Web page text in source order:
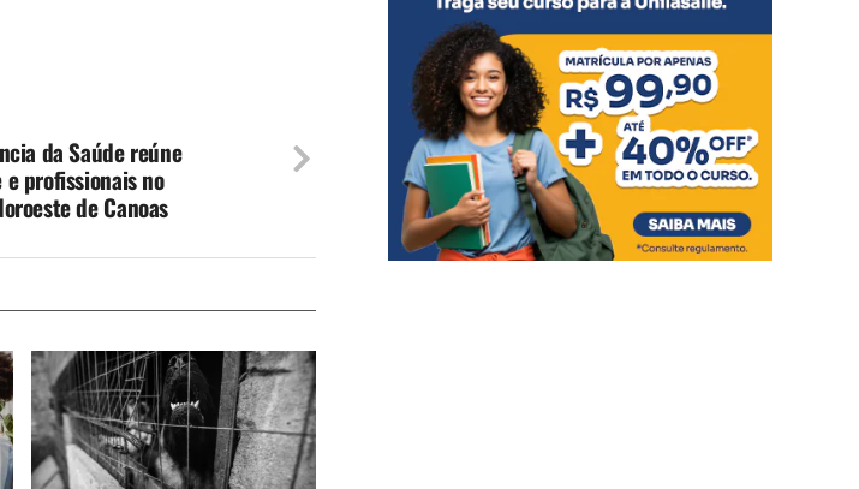
da Saúde reúne
profissionais no
de Canoas